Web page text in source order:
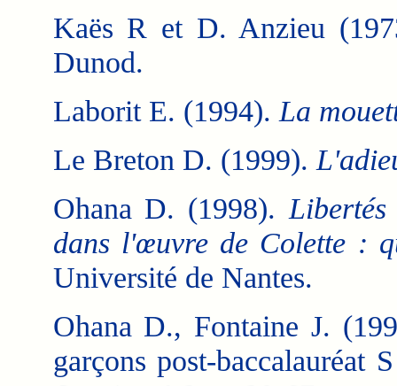
Kaës R et D. Anzieu
Dunod.
Laborit E. (1994). La
Le Breton D. (1999).
Ohana D. (1998).
dans l'œuvre de Colette :
Université de Nantes.
Ohana D., Fontaine J.
garçons post-